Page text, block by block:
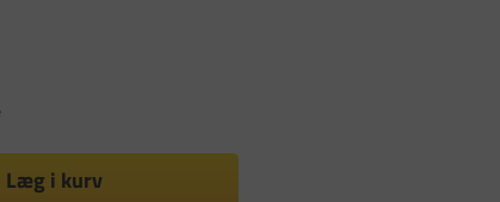
Læg i kurv